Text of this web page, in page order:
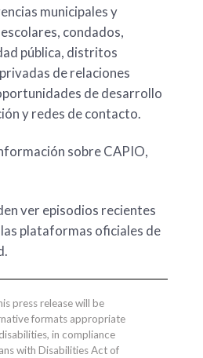
municipales y
condados,
pública, distritos
de relaciones
de desarrollo
y redes de contacto.
sobre CAPIO,
ver episodios recientes
las plataformas oficiales de
press release will be
formats appropriate
in compliance
with Disabilities Act of